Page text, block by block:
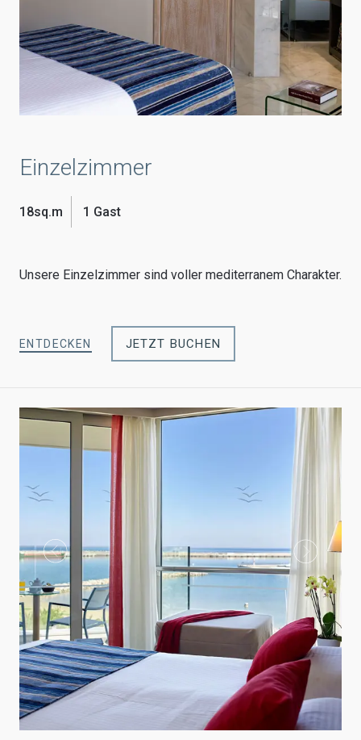
Einzelzimmer
18sq.m 1 Gast
Unsere Einzelzimmer sind voller mediterranem Charakter.
ENTDECKEN JETZT BUCHEN